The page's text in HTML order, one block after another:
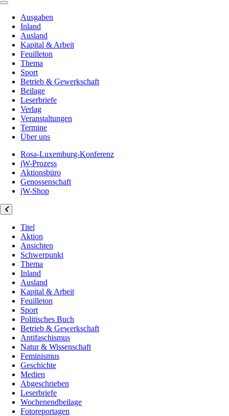
Ausgaben
Inland
Ausland
Kapital & Arbeit
Feuilleton
Thema
Sport
Betrieb & Gewerkschaft
Beilage
Leserbriefe
Verlag
Veranstaltungen
Termine
Über uns
Rosa-Luxemburg-Konferenz
jW-Prozess
Aktionsbüro
Genossenschaft
jW-Shop
Titel
Aktion
Ansichten
Schwerpunkt
Thema
Inland
Ausland
Kapital & Arbeit
Feuilleton
Sport
Politisches Buch
Betrieb & Gewerkschaft
Antifaschismus
Natur & Wissenschaft
Feminismus
Geschichte
Medien
Abgeschrieben
Leserbriefe
Wochenendbeilage
Fotoreportagen